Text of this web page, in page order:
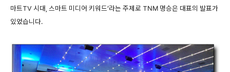
마트TV 시대, 스마트 미디어 키워드’라는 주제로 TNM 명승은 대표의 발표가
있었습니다.